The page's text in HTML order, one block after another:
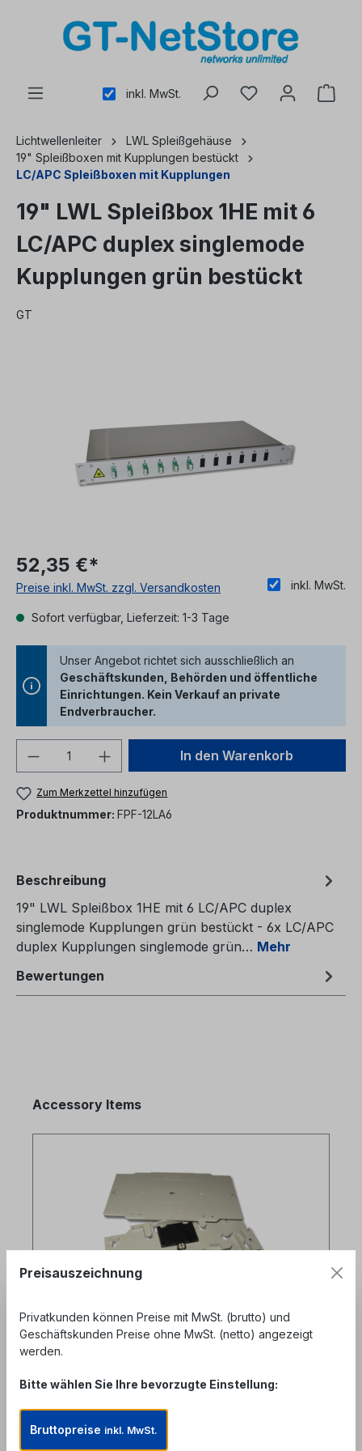
inkl. MwSt.
Lichtwellenleiter
LWL Spleißgehäuse
19" Spleißboxen mit Kupplungen bestückt
LC/APC Spleißboxen mit Kupplungen
19" LWL Spleißbox 1HE mit 6
LC/APC duplex singlemode
Kupplungen grün bestückt
GT
52,35 €*
inkl. MwSt.
Preise inkl. MwSt. zzgl. Versandkosten
Sofort verfügbar, Lieferzeit: 1-3 Tage
Unser Angebot richtet sich ausschließlich an
Geschäftskunden, Behörden und öffentliche
Einrichtungen. Kein Verkauf an private
Endverbraucher.
Produkt Anzahl: Gib denIn den Warenkorb
Zum Merkzettel hinzufügen
Produktnummer: FPF-12LA6
Beschreibung
19" LWL Spleißbox 1HE mit 6 LC/APC duplex
singlemode Kupplungen grün bestückt - 6x LC/APC
duplex Kupplungen singlemode grün… Mehr
Bewertungen
Produktgalerie überspringen
Accessory Items
inkl. 2xSpleißhalter für
Crimpspleißschutz & Deckel
Produktnummer: FAC-STR-24C
Preisauszeichnung
Privatkunden können Preise mit MwSt. (brutto) und
Geschäftskunden Preise ohne MwSt. (netto) angezeigt
werden.
Bitte wählen Sie Ihre bevorzugte Einstellung:
Bruttopreise inkl. MwSt.